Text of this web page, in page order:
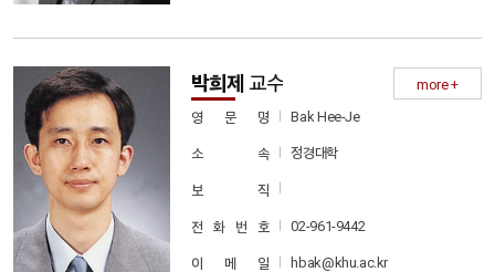
박희제 교수
more +
영 문 명
Bak Hee-Je
소 속 정경대학
보 직
전 화 번 호 02-961-9442
이 메 일 hbak@khu.ac.kr